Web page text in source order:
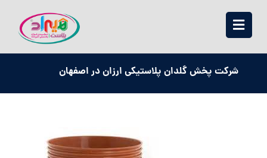
شرکت پخش گلدان پلاستیکی ارزان در اصفهان